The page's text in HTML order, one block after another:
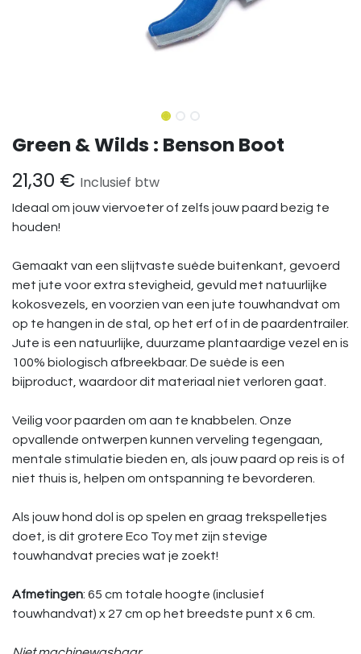
Green & Wilds : Benson Boot
21,30 € Inclusief btw
Ideaal om jouw viervoeter of zelfs jouw paard bezig te
houden!
Gemaakt van een slijtvaste suède buitenkant, gevoerd
met jute voor extra stevigheid, gevuld met natuurlijke
kokosvezels, en voorzien van een jute touwhandvat om
op te hangen in de stal, op het erf of in de paardentrailer.
Jute is een natuurlijke, duurzame plantaardige vezel en is
100% biologisch afbreekbaar. De suède is een
bijproduct, waardoor dit materiaal niet verloren gaat.
Veilig voor paarden om aan te knabbelen. Onze
opvallende ontwerpen kunnen verveling tegengaan,
mentale stimulatie bieden en, als jouw paard op reis is of
niet thuis is, helpen om ontspanning te bevorderen.
Als jouw hond dol is op spelen en graag trekspelletjes
doet, is dit grotere Eco Toy met zijn stevige
touwhandvat precies wat je zoekt!
Afmetingen: 65 cm totale hoogte (inclusief
touwhandvat) x 27 cm op het breedste punt x 6 cm.